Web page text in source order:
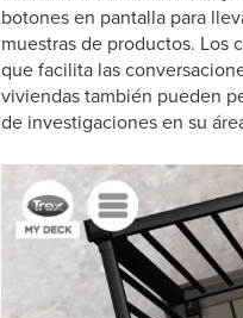
botones en pantalla para
muestras de productos. Los
que facilita las
viviendas también pueden
de investigaciones en su